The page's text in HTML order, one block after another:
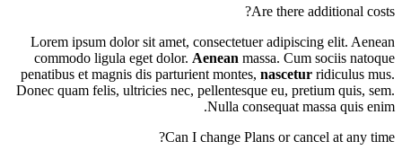
Are there additional costs?
Lorem ipsum dolor sit amet, consectetuer adipiscing elit. Aenean
commodo ligula eget dolor. Aenean massa. Cum sociis natoque
penatibus et magnis dis parturient montes, nascetur ridiculus mus.
Donec quam felis, ultricies nec, pellentesque eu, pretium quis, sem.
Nulla consequat massa quis enim.
Can I change Plans or cancel at any time?